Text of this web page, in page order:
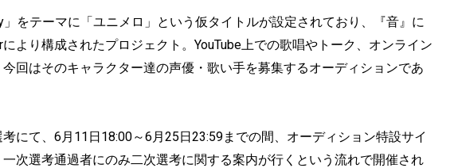
をテーマに「ユニメロ」という仮タイトルが設定されており、『音』に
より構成されたプロジェクト。YouTube上での歌唱やトーク、オンライン
回はそのキャラクター達の声優・歌い手を募集するオーディションであ
にて、6月11日18:00～6月25日23:59までの間、オーディション特設サイ
次選考通過者にのみ二次選考に関する案内が行くという流れで開催され